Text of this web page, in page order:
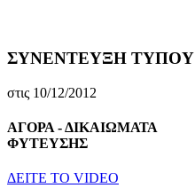
ΣΥΝΕΝΤΕΥΞΗ ΤΥΠΟΥ
στις 10/12/2012
ΑΓΟΡΑ - ΔΙΚΑΙΩΜΑΤΑ
ΦΥΤΕΥΣΗΣ
ΔEITE TO VIDEO